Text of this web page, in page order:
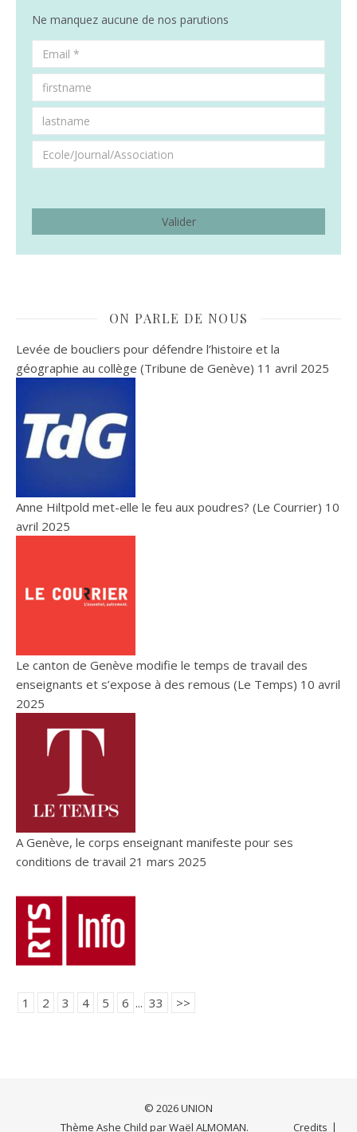
Ne manquez aucune de nos parutions
ON PARLE DE NOUS
Levée de boucliers pour défendre l’histoire et la
géographie au collège (Tribune de Genève) 11 avril 2025
Anne Hiltpold met-elle le feu aux poudres? (Le Courrier) 10
avril 2025
Le canton de Genève modifie le temps de travail des
enseignants et s’expose à des remous (Le Temps) 10 avril
2025
A Genève, le corps enseignant manifeste pour ses
conditions de travail 21 mars 2025
1 2 3 4 5 6 ... 33 >>
© 2026 UNION
Credits
Thème Ashe Child parWaël ALMOMAN.